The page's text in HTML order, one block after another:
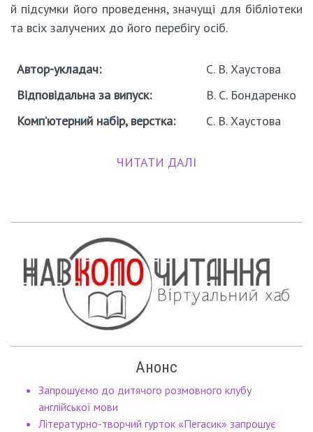
й підсумки його проведення, значущі для бібліотеки
та всіх залучених до його перебігу осіб.
Автор-укладач:
С. В. Хаустова
Відповідальна за випуск:
В. С. Бондаренко
Комп’ютерний набір, верстка:
С. В. Хаустова
ЧИТАТИ ДАЛІ
Анонс
Запрошуємо до дитячого розмовного клубу
англійської мови
Літературно-творчий гурток «Пегасик» запрошує